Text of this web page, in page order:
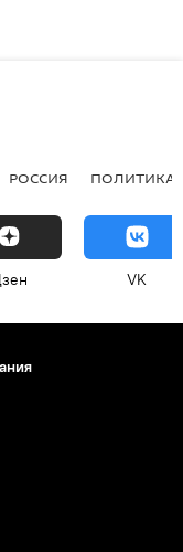
РОССИЯ ПОЛИТИКА
VK